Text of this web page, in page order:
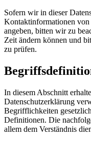
Sofern wir in dieser
Kontaktinformationen von
angeben, bitten wir zu
Zeit ändern können und
zu prüfen.
In diesem Abschnitt
Datenschutzerklärung
Begrifflichkeiten
Definitionen. Die
allem dem Verständnis